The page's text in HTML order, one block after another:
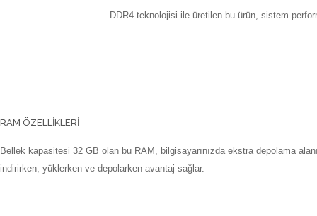
DDR4 teknolojisi ile üretilen bu ürün, sistem
RAM ÖZELLIKLERI
Bellek kapasitesi 32 GB olan bu RAM, bilgisayarınızda ekstra depolama
indirirken, yüklerken ve depolarken avantaj sağlar.